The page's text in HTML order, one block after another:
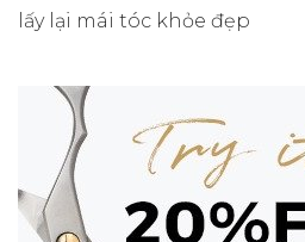
lấy lại mái tóc khỏe đẹp